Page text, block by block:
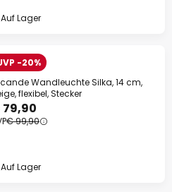
Auf Lager
-20%
Wandleuchte Silka, 14 cm,
flexibel, Stecker
€ 99,90
Auf Lager